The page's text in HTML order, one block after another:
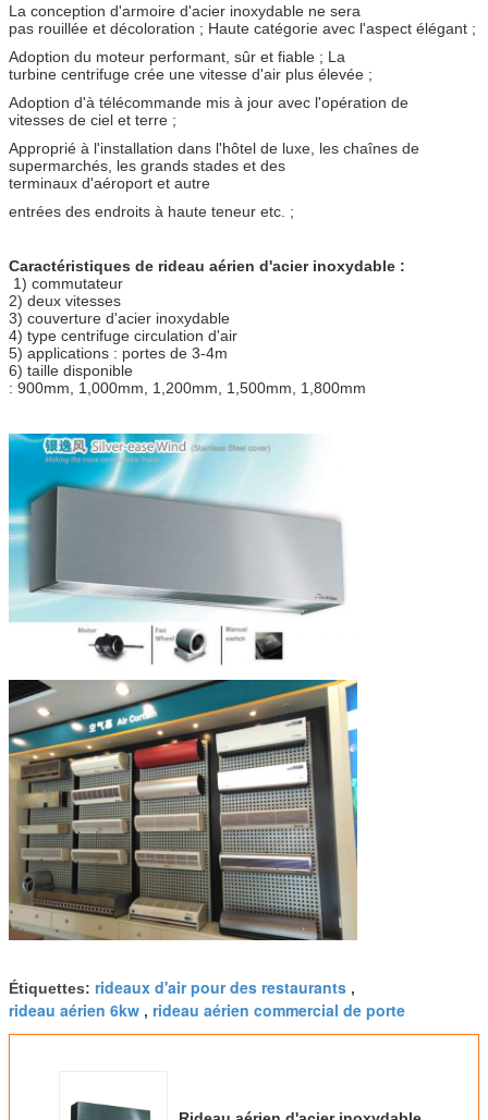
La conception d'armoire d'acier inoxydable ne sera
pas rouillée et décoloration ; Haute catégorie avec l'aspect élégant ;
Adoption du moteur performant, sûr et fiable ; La
turbine centrifuge crée une vitesse d'air plus élevée ;
Adoption d'à télécommande mis à jour avec l'opération de
vitesses de ciel et terre ;
Approprié à l'installation dans l'hôtel de luxe, les chaînes de
supermarchés, les grands stades et des
terminaux d'aéroport et autre
entrées des endroits à haute teneur etc. ;
Caractéristiques de rideau aérien d'acier inoxydable :
1) commutateur
2) deux vitesses
3) couverture d'acier inoxydable
4) type centrifuge circulation d'air
5) applications : portes de 3-4m
6) taille disponible
: 900mm, 1,000mm, 1,200mm, 1,500mm, 1,800mm
Étiquettes: rideaux d'air pour des restaurants ,
rideau aérien 6kw , rideau aérien commercial de porte